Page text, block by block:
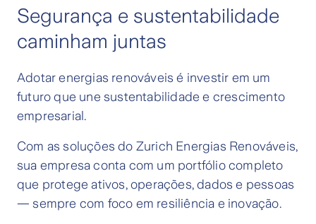
Segurança e sustentabilidade
caminham juntas
Adotar energias renováveis é investir em um
futuro que une sustentabilidade e crescimento
empresarial.
Com as soluções do Zurich Energias Renováveis,
sua empresa conta com um portfólio completo
que protege ativos, operações, dados e pessoas
— sempre com foco em resiliência e inovação.